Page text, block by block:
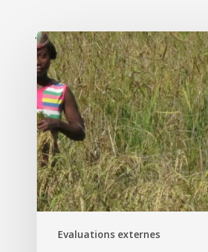
'
Evaluations externes